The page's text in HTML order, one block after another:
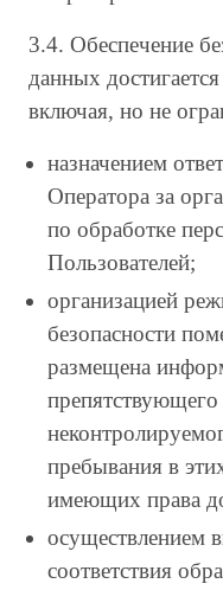
3.4. Обеспечение
данных
включая, но не
назначением
Оператора за
по обработке
Пользователей;
организацией
безопасности
размещена
пребывания в
имеющих права
осуществлением
соответствия